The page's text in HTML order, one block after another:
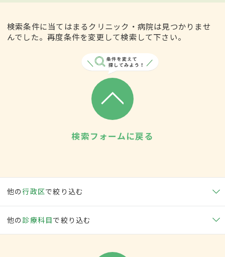
検索条件に当てはまるクリニック・病院は見つかりませ
んでした。再度条件を変更して検索して下さい。
検索フォームに戻る
他の行政区で絞り込む
他の 診療科目で絞り込む